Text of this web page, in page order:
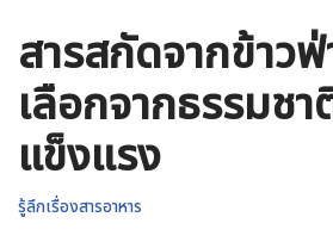
สารสกัดจากข้าว
เลือกจากธรรมช
แข็งแรง
รู้ลึกเรื่องสารอาหาร